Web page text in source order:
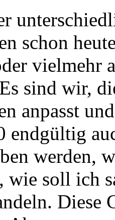
schon
vielmehr
sind wir,
anpasst
endgültig
werden,
wie soll ich
Diese